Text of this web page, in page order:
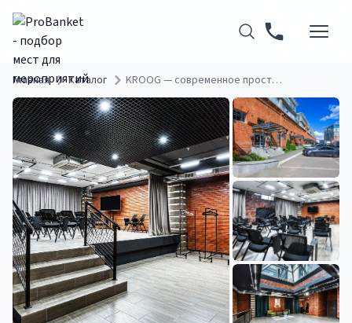
Главная Каталог KROOG — современное пространство для конференций, тренингов и презентаций на Бауманской